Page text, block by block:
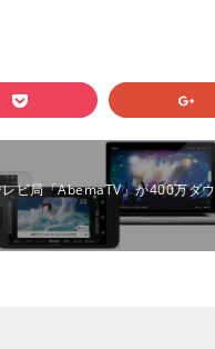
ビ局「AbemaTV」が400万ダウ